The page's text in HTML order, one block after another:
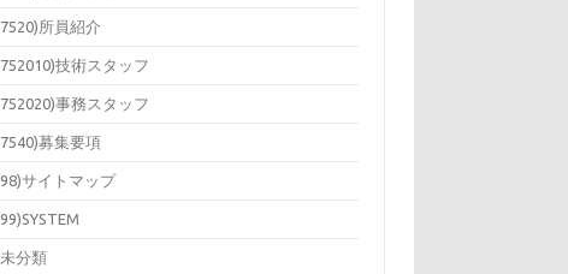
7520)所員紹介
752010)技術スタッフ
752020)事務スタッフ
7540)募集要項
98)サイトマップ
99)SYSTEM
未分類